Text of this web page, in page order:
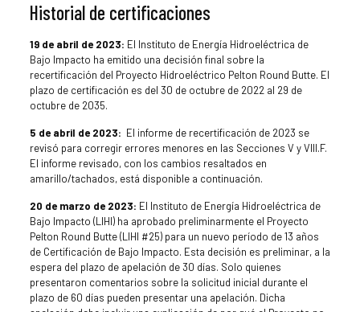
Historial de certificaciones
19 de abril de 2023: El Instituto de Energía Hidroeléctrica de
Bajo Impacto ha emitido una decisión final sobre la
recertificación del Proyecto Hidroeléctrico Pelton Round Butte. El
plazo de certificación es del 30 de octubre de 2022 al 29 de
octubre de 2035.
5 de abril de 2023: El informe de recertificación de 2023 se
revisó para corregir errores menores en las Secciones V y VIII.F.
El informe revisado, con los cambios resaltados en
amarillo/tachados, está disponible a continuación.
20 de marzo de 2023: El Instituto de Energía Hidroeléctrica de
Bajo Impacto (LIHI) ha aprobado preliminarmente el Proyecto
Pelton Round Butte (LIHI #25) para un nuevo período de 13 años
de Certificación de Bajo Impacto. Esta decisión es preliminar, a la
espera del plazo de apelación de 30 días. Solo quienes
presentaron comentarios sobre la solicitud inicial durante el
plazo de 60 días pueden presentar una apelación. Dicha